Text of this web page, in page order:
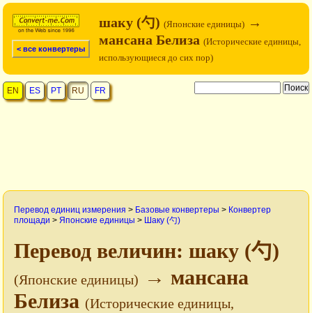
< все конвертеры
шаку (勺) (Японские единицы) →
мансана Белиза (Исторические единицы,
использующиеся до сих пор)
EN ES PT RU FR
Перевод единиц измерения > Базовые конвертеры > Конвертер
площади > Японские единицы > Шаку (勺)
Перевод величин: шаку (勺)
(Японские единицы)
→ мансана
Белиза (Исторические единицы,